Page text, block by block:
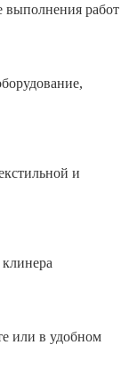
выполнения работ
и
или в удобном